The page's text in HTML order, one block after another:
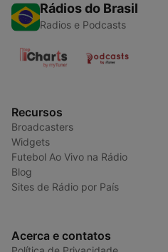
Rádios do Brasil
Radios e Podcasts
Recursos
Broadcasters
Widgets
Futebol Ao Vivo na Rádio
Blog
Sites de Rádio por País
Acerca e contatos